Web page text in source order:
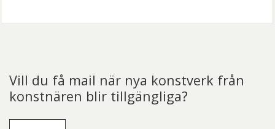
Vill du få mail när nya konstverk från
konstnären blir tillgängliga?